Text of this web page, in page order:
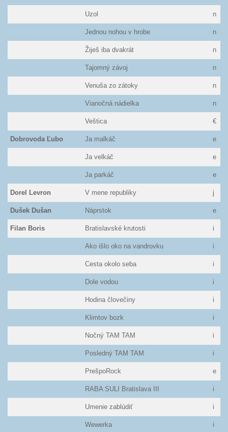
Uzol n
Jednou nohou v hrobe n
Žiješ iba dvakrát n
Tajomný závoj n
Venuša zo zátoky n
Vianočná nádielka n
Veštica €
Dobrovoda Ľubo Ja malkáč e
Ja velkáč e
Ja parkáč e
Dorel Levron V mene republiky j
Dušek Dušan Náprstok e
Filan Boris Bratislavské krutosti i
Ako išlo oko na vandrovku i
Cesta okolo seba i
Dole vodou i
Hodina človečiny i
Klimtov bozk i
Nočný TAM TAM i
Posledný TAM TAM i
PrešpoRock e
RABA SULI Bratislava III i
Umenie zablúdiť i
Wewerka i